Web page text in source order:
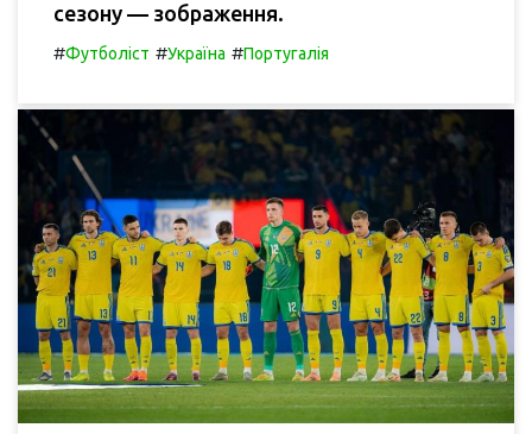
сезону — зображення.
#Футболіст #Україна #Португалія